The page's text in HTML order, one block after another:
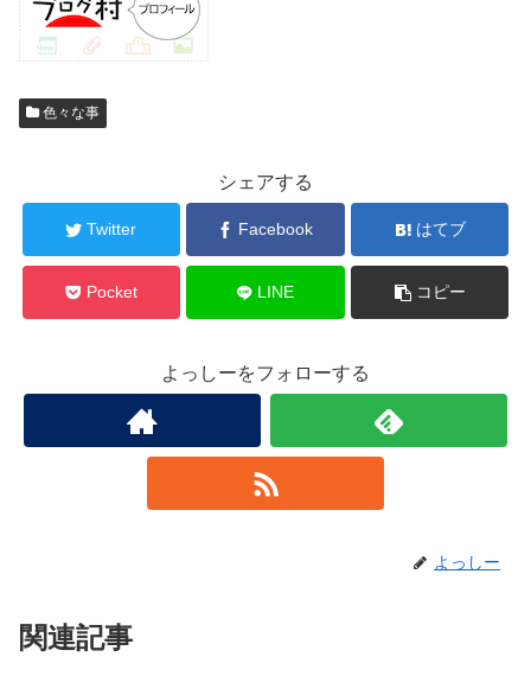
色々な事
シェアする
Twitter Facebook はてブ
Pocket LINE コピー
よっしーをフォローする
よっしー
関連記事